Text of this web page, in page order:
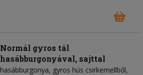
Normál gyros tál
hasábburgonyával, sajttal
hasábburgonya gyros hús csirkemellből